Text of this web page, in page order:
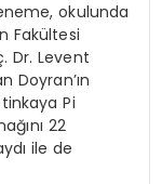
okulunda
Fakültesi
Dr. Levent
Doyran’ın
Pi
22
ile de